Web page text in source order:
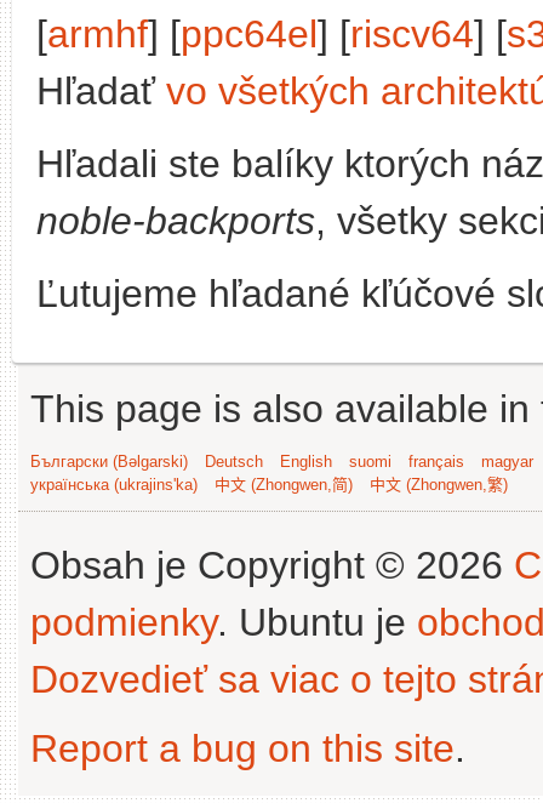
[armhf] [ppc64el] [riscv64] [
Hľadať vo všetkých
Hľadali ste balíky ktorých
noble-backports, všetky
Ľutujeme hľadané kľúčové
This page is also available
Български (Bəlgarski) Deutsch English suomi français
magyar
українська (ukrajins'ka)
中文 (Zhongwen,简) 中文 (Zhongwen,繁)
Obsah je Copyright © 2026
podmienky. Ubuntu je
Dozvedieť sa viac o tejto
Report a bug on this site.